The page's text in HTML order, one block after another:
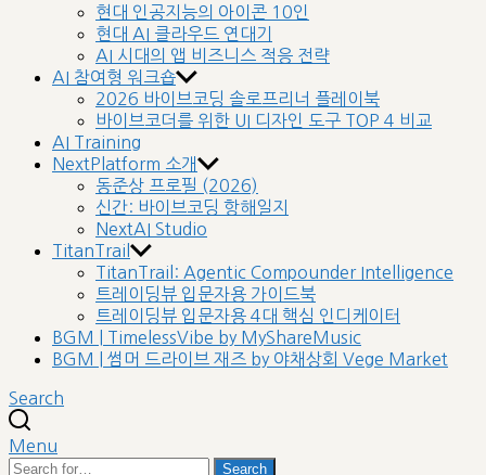
현대 인공지능의 아이콘 10인
현대 AI 클라우드 연대기
AI 시대의 앱 비즈니스 적응 전략
AI 참여형 워크숍
2026 바이브코딩 솔로프리너 플레이북
바이브코더를 위한 UI 디자인 도구 TOP 4 비교
AI Training
NextPlatform 소개
동준상 프로필 (2026)
신간: 바이브코딩 항해일지
NextAI Studio
TitanTrail
TitanTrail: Agentic Compounder Intelligence
트레이딩뷰 입문자용 가이드북
트레이딩뷰 입문자용 4대 핵심 인디케이터
BGM | TimelessVibe by MyShareMusic
BGM | 썸머 드라이브 재즈 by 야채상회 Vege Market
Search
Menu
Search
Search